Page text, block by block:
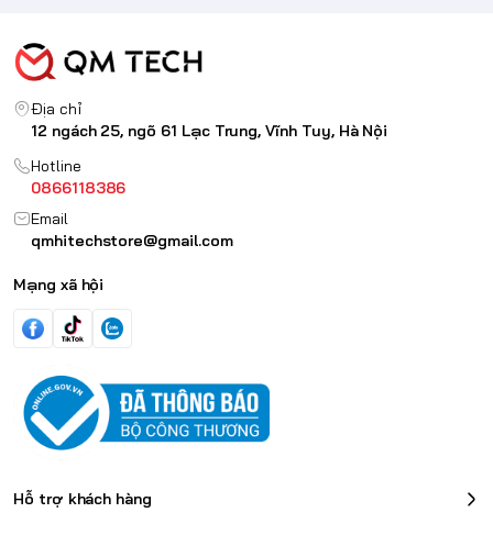
Địa chỉ
12 ngách 25, ngõ 61 Lạc Trung, Vĩnh Tuy, Hà Nội
Hotline
0866118386
Email
qmhitechstore@gmail.com
Mạng xã hội
Hỗ trợ khách hàng